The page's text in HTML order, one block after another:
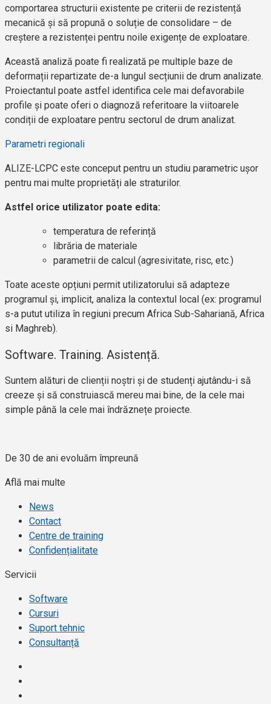
comportarea structurii existente pe criterii de rezistență
mecanică și să propună o soluție de consolidare – de
creștere a rezistenței pentru noile exigențe de exploatare.
Această analiză poate fi realizată pe multiple baze de
deformații repartizate de-a lungul secțiunii de drum analizate.
Proiectantul poate astfel identifica cele mai defavorabile
profile și poate oferi o diagnoză referitoare la viitoarele
condiții de exploatare pentru sectorul de drum analizat.
Parametri regionali
ALIZE-LCPC este conceput pentru un studiu parametric ușor
pentru mai multe proprietăți ale straturilor.
Astfel orice utilizator poate edita:
temperatura de referință
librăria de materiale
parametrii de calcul (agresivitate, risc, etc.)
Toate aceste opțiuni permit utilizatorului să adapteze
programul și, implicit, analiza la contextul local (ex: programul
s-a putut utiliza în regiuni precum Africa Sub-Sahariană, Africa
si Maghreb).
Software. Training. Asistență.
Suntem alături de clienții noștri și de studenți ajutându-i să
creeze și să construiască mereu mai bine, de la cele mai
simple până la cele mai îndrăznețe proiecte.
De 30 de ani evoluăm împreună​
Află mai multe
News
Contact
Centre de training
Confidențialitate
Servicii
Software
Cursuri
Suport tehnic
Consultanță